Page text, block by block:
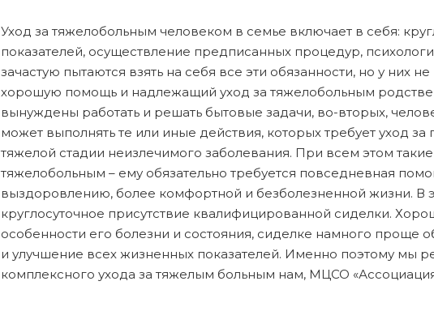
Уход за тяжелобольным человеком в семье включает в себя:
показателей, осуществление предписанных процедур,
зачастую пытаются взять на себя все эти обязанности, но у них
хорошую помощь и надлежащий уход за тяжелобольным
вынуждены работать и решать бытовые задачи, во-вторых,
может выполнять те или иные действия, которых требует уход
тяжелой стадии неизлечимого заболевания. При всем этом
тяжелобольным – ему обязательно требуется повседневная
выздоровлению, более комфортной и безболезненной жизни. В
круглосуточное присутствие квалифицированной сиделки.
особенности его болезни и состояния, сиделке намного проще
и улучшение всех жизненных показателей. Именно поэтому мы
комплексного ухода за тяжелым больным нам, МЦСО